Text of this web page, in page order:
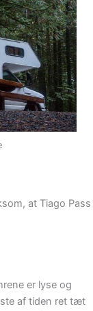
at Tiago Pass
er lyse og
af tiden ret tæt